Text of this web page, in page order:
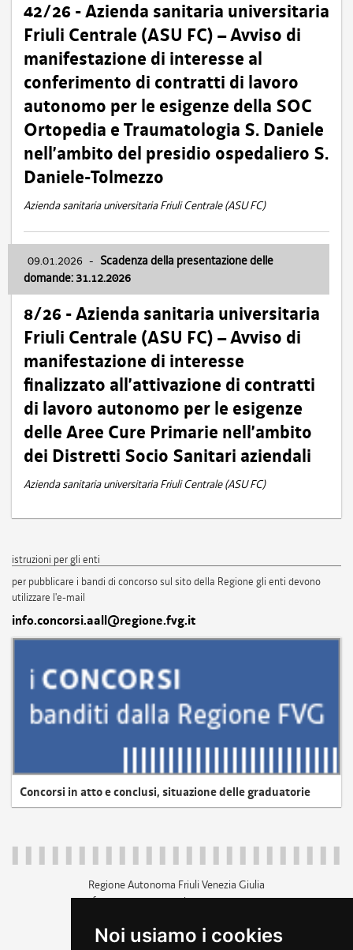
Noi usiamo i cookies
42/26 - Azienda sanitaria universitaria
Friuli Centrale (ASU FC) – Avviso di
manifestazione di interesse al
conferimento di contratti di lavoro
autonomo per le esigenze della SOC
Ortopedia e Traumatologia S. Daniele
nell’ambito del presidio ospedaliero S.
Daniele-Tolmezzo
Azienda sanitaria universitaria Friuli Centrale (ASU FC)
09.01.2026 - Scadenza della presentazione delle
domande: 31.12.2026
8/26 - Azienda sanitaria universitaria
Friuli Centrale (ASU FC) – Avviso di
manifestazione di interesse
finalizzato all’attivazione di contratti
di lavoro autonomo per le esigenze
delle Aree Cure Primarie nell’ambito
dei Distretti Socio Sanitari aziendali
Azienda sanitaria universitaria Friuli Centrale (ASU FC)
istruzioni per gli enti
per pubblicare i bandi di concorso sul sito della Regione gli enti devono
utilizzare l'e-mail
info.concorsi.aall@regione.fvg.it
Concorsi in atto e conclusi, situazione delle graduatorie
Regione Autonoma Friuli Venezia Giulia
c.f. 80014930327; p.iva 00526040324
+39 040 3771111